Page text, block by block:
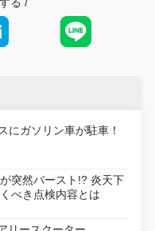
にガソリン車が駐車！
突然バースト!? 炎天下
べき点検内容とは